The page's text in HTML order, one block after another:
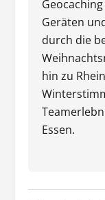
Geräten
durch die
hin zu
Essen.